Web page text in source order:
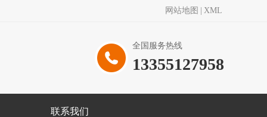
网站地图 XML
全国服务热线
13355127958
联系我们